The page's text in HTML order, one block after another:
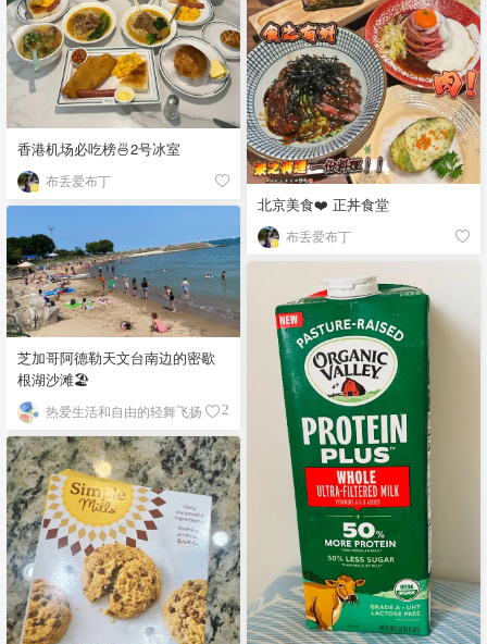
香港机场必吃榜🍜2号冰室
布丢爱布丁
北京美食❤️ 正丼食堂
布丢爱布丁
芝加哥阿德勒天文台南边的密歇
根湖沙滩🏖️
热爱生活和自由的轻舞飞扬 2